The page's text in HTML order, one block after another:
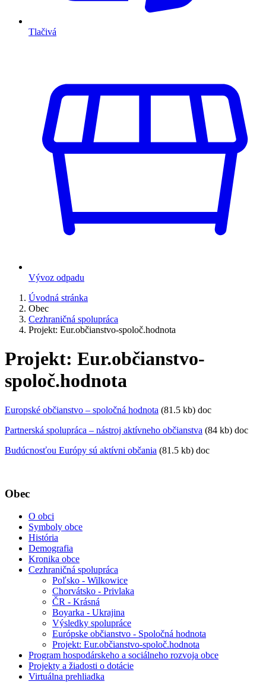
Tlačivá
Vývoz odpadu
Úvodná stránka
Obec
Cezhraničná spolupráca
Projekt: Eur.občianstvo-spoloč.hodnota
Projekt: Eur.občianstvo-
spoloč.hodnota
Europské občianstvo – spoločná hodnota (81.5 kb) doc
Partnerská spolupráca – nástroj aktívneho občianstva (84 kb) doc
Budúcnosťou Európy sú aktívni občania (81.5 kb) doc
Obec
O obci
Symboly obce
História
Demografia
Kronika obce
Cezhraničná spolupráca
Poľsko - Wilkowice
Chorvátsko - Privlaka
ČR - Krásná
Boyarka - Ukrajina
Výsledky spolupráce
Európske občianstvo - Spoločná hodnota
Projekt: Eur.občianstvo-spoloč.hodnota
Program hospodárskeho a sociálneho rozvoja obce
Projekty a žiadosti o dotácie
Virtuálna prehliadka